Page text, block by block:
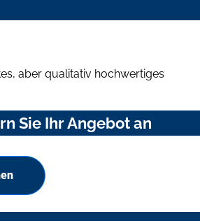
aber qualitativ hochwertiges
Sie Ihr Angebot an